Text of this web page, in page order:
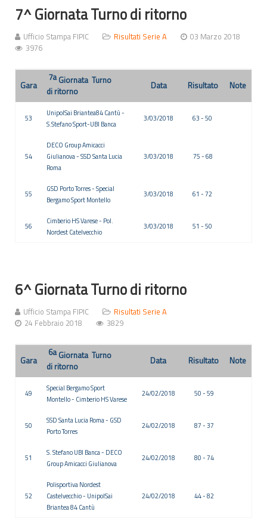
7^ Giornata Turno di ritorno
Ufficio Stampa FIPIC Risultati Serie A
03 Marzo 2018
3976
Gara
7aGiornata Turno
di ritorno
Data Risultato Note
53
UnipolSai Briantea84 Cantù -
S.Stefano Sport-UBI Banca
3/03/2018 63 - 50
54
DECO Group Amicacci
Giulianova - SSD Santa Lucia
Roma
3/03/2018 75 - 68
55
GSD Porto Torres - Special
Bergamo Sport Montello
3/03/2018 61 - 72
56
Cimberio HS Varese - Pol.
Nordest Catelvecchio
3/03/2018 51 - 50
6^ Giornata Turno di ritorno
Ufficio Stampa FIPIC
Risultati Serie A
24 Febbraio 2018
3829
Gara
6aGiornata Turno
di ritorno
Data Risultato Note
49
Special Bergamo Sport
Montello - Cimberio HS Varese
24/02/2018 50 - 59
50
SSD Santa Lucia Roma - GSD
Porto Torres
24/02/2018 87 - 37
51
S. Stefano UBI Banca - DECO
Group Amicacci Giulianova
24/02/2018 80 - 74
52
Polisportiva Nordest
Castelvecchio - UnipolSai
Briantea 84 Cantù
24/02/2018 44 - 82